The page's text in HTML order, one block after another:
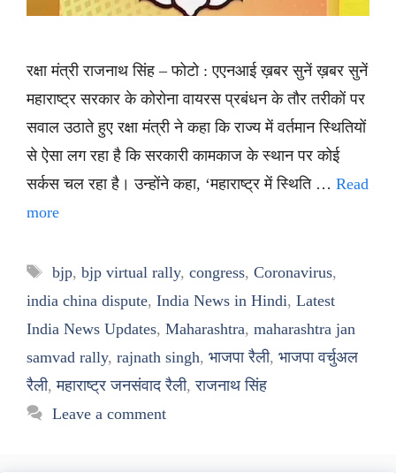
रक्षा मंत्री राजनाथ सिंह – फोटो : एएनआई ख़बर सुनें ख़बर सुनें
महाराष्ट्र सरकार के कोरोना वायरस प्रबंधन के तौर तरीकों पर
सवाल उठाते हुए रक्षा मंत्री ने कहा कि राज्य में वर्तमान स्थितियों
से ऐसा लग रहा है कि सरकारी कामकाज के स्थान पर कोई
सर्कस चल रहा है। उन्होंने कहा, ‘महाराष्ट्र में स्थिति … Read
more
Tags
bjp, bjp virtual rally, congress, Coronavirus,
india china dispute, India News in Hindi, Latest
India News Updates, Maharashtra, maharashtra jan
samvad rally, rajnath singh, भाजपा रैली, भाजपा वर्चुअल
रैली,महाराष्ट्र जनसंवाद रैली,राजनाथ सिंह
Leave a comment